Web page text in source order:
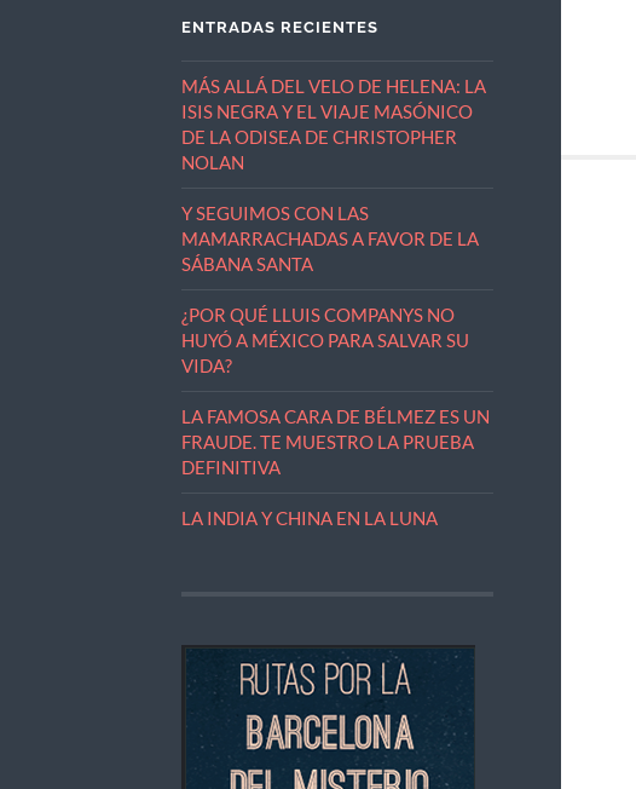
ENTRADAS RECIENTES
MÁS ALLÁ DEL VELO DE HELENA: LA
ISIS NEGRA Y EL VIAJE MASÓNICO
DE LA ODISEA DE CHRISTOPHER
NOLAN
Y SEGUIMOS CON LAS
MAMARRACHADAS A FAVOR DE LA
SÁBANA SANTA
¿POR QUÉ LLUIS COMPANYS NO
HUYÓ A MÉXICO PARA SALVAR SU
VIDA?
LA FAMOSA CARA DE BÉLMEZ ES UN
FRAUDE. TE MUESTRO LA PRUEBA
DEFINITIVA
LA INDIA Y CHINA EN LA LUNA